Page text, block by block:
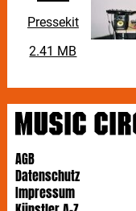
Pressekit
2.41 MB
AGB
Datenschutz
Impressum